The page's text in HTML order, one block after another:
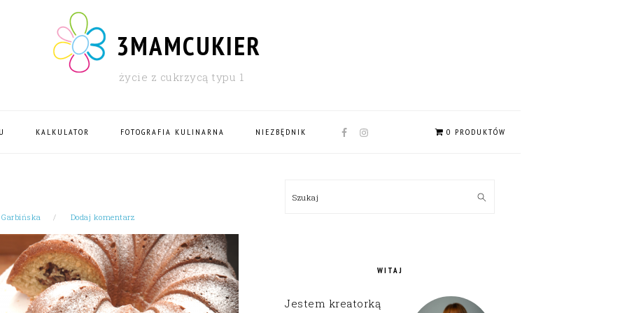
3MAMCUKIER
życie z cukrzycą typu 1
KALKULATOR FOTOGRAFIA KULINARNA NIEZBĘDNIK
NAV
0 PRODUKTÓW
Garbińska Dodaj komentarz
SIDEBAR
Szukaj
WITAJ
Jestem kreatorką